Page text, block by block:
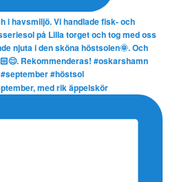
med rik äppelskör